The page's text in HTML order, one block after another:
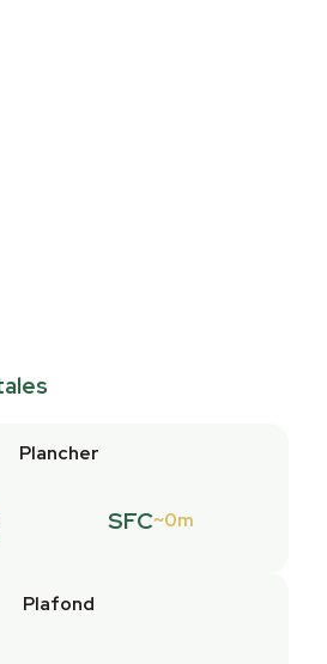
Plancher
SFC 0m
Plafond